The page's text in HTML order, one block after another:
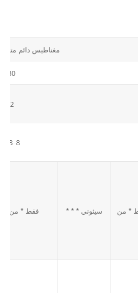
مغناطيس دائم
2 وحدة
3-8 وحدات
* من سيئوني * * * فقط * من